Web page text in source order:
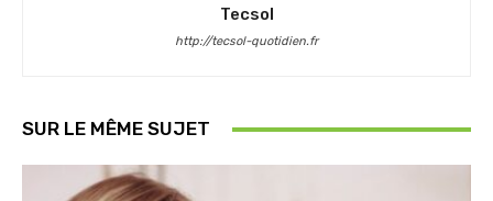
Tecsol
http://tecsol-quotidien.fr
SUR LE MÊME SUJET